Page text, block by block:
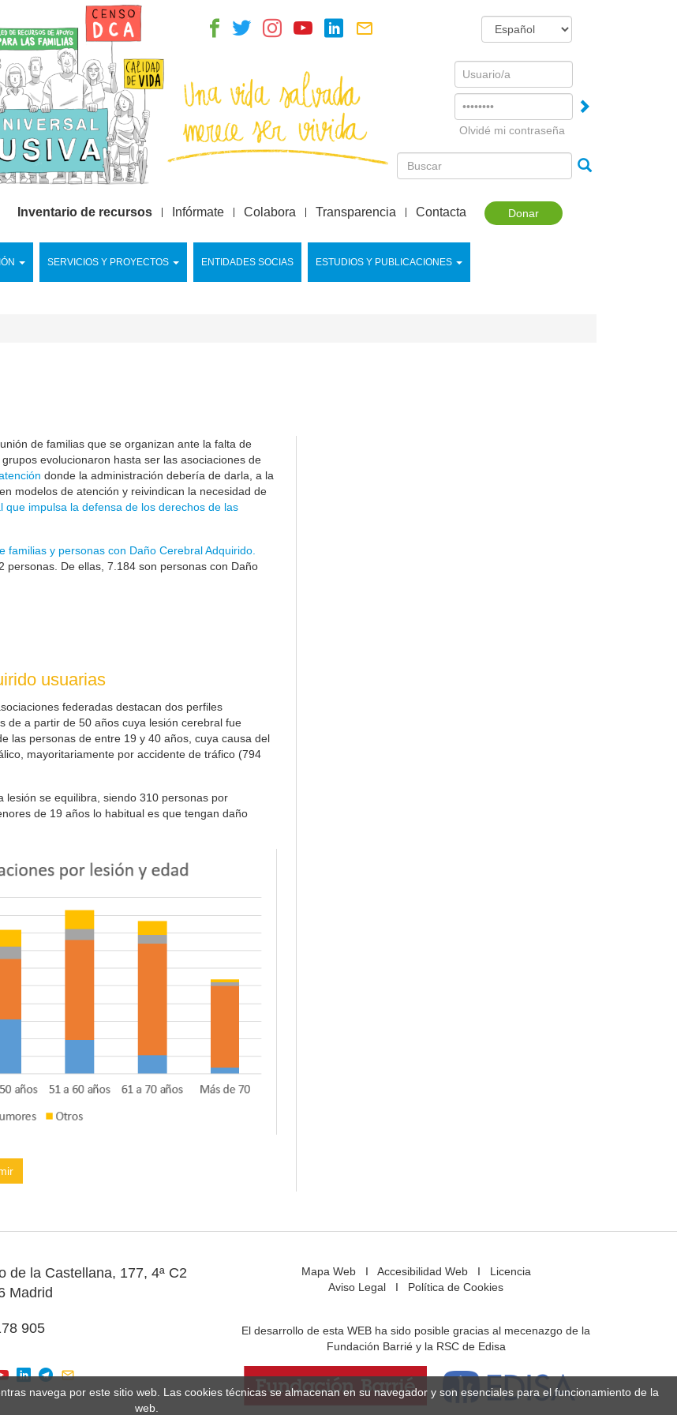
Username
Olvidé mi contraseña
Donar
SERVICIOS Y PROYECTOS ENTIDADES SOCIAS ESTUDIOS Y PUBLICACIONES
Inventario de recursos Infórmate Colabora Transparencia Contacta
de familias que se organizan ante la falta de
evolucionaron hasta ser las asociaciones de
donde la administración debería de darla, a la
modelos de atención y reivindican la necesidad de
que impulsa la defensa de los derechos de las
familias y personas con Daño Cerebral Adquirido.
personas. De ellas, 7.184 son personas con Daño
usuarias
federadas destacan dos perfiles
de a partir de 50 años cuya lesión cerebral fue
las personas de entre 19 y 40 años, cuya causa del
mayoritariamente por accidente de tráfico (794
lesión se equilibra, siendo 310 personas por
de 19 años lo habitual es que tengan daño
de la Castellana, 177, 4ª C2
Madrid
905
Mapa WebI Accesibilidad WebI Licencia
Aviso Legal I Política de Cookies
El desarrollo de esta WEB ha sido posible gracias al mecenazgo de la
Fundación Barrié y la RSC de Edisa
navega por este sitio web. Las cookies técnicas se almacenan en su navegador y son esenciales para el funcionamiento de la
web.